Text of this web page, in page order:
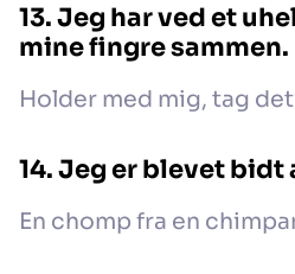
13. Jeg har ved et
mine fingre sammen.
Holder med mig, tag
14. Jeg er blevet bidt
En chomp fra en